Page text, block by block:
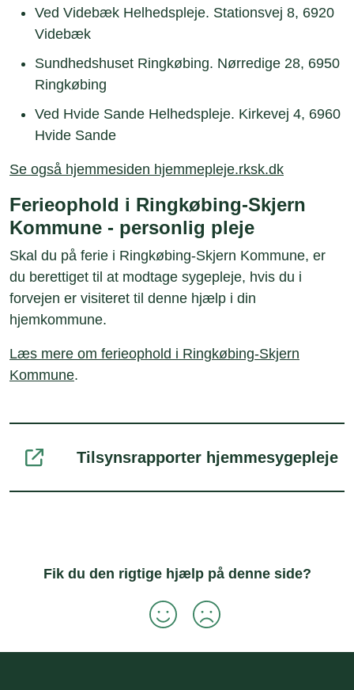
Ved Videbæk Helhedspleje. Stationsvej 8, 6920
Videbæk
Sundhedshuset Ringkøbing. Nørredige 28, 6950
Ringkøbing
Ved Hvide Sande Helhedspleje. Kirkevej 4, 6960
Hvide Sande
Se også hjemmesiden hjemmepleje.rksk.dk
Ferieophold i Ringkøbing-Skjern
Kommune - personlig pleje
Skal du på ferie i Ringkøbing-Skjern Kommune, er
du berettiget til at modtage sygepleje, hvis du i
forvejen er visiteret til denne hjælp i din
hjemkommune.
Læs mere om ferieophold i Ringkøbing-Skjern
Kommune.
Tilsynsrapporter hjemmesygepleje
Fik du den rigtige hjælp på denne side?